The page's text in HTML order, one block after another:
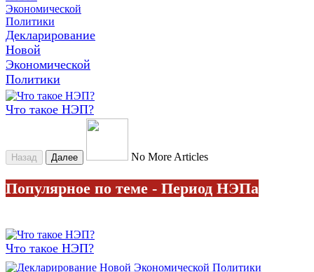
Декларирование
Новой
Экономической
Политики
Что такое НЭП?
Назад Далее No More Articles
Популярное по теме - Период НЭПа
Что такое НЭП?